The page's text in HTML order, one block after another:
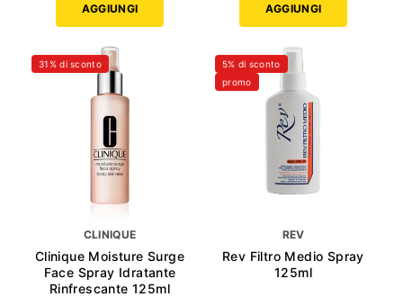
AGGIUNGI AGGIUNGI
31% di sconto
CLINIQUE
Clinique Moisture Surge
Face Spray Idratante
Rinfrescante 125ml
5% di sconto
promo
REV
Rev Filtro Medio Spray
125ml